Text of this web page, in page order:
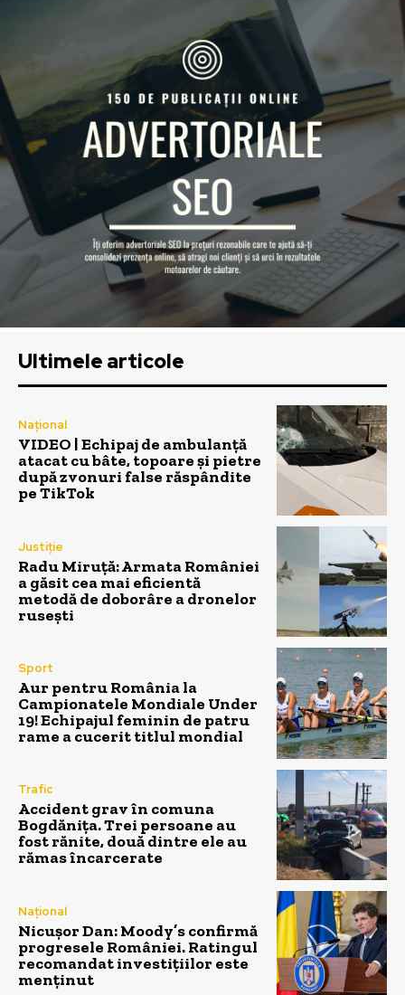
Ultimele articole
Național
VIDEO | Echipaj de ambulanță
atacat cu bâte, topoare și pietre
după zvonuri false răspândite
pe TikTok
Justiție
Radu Miruță: Armata României
a găsit cea mai eficientă
metodă de doborâre a dronelor
rusești
Sport
Aur pentru România la
Campionatele Mondiale Under
19! Echipajul feminin de patru
rame a cucerit titlul mondial
Trafic
Accident grav în comuna
Bogdănița. Trei persoane au
fost rănite, două dintre ele au
rămas încarcerate
Național
Nicușor Dan: Moody’s confirmă
progresele României. Ratingul
recomandat investițiilor este
menținut